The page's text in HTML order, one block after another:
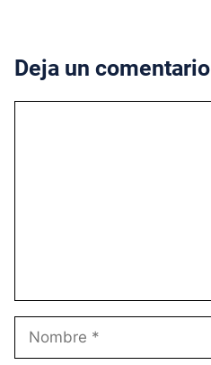
Deja un comentario
Nombre